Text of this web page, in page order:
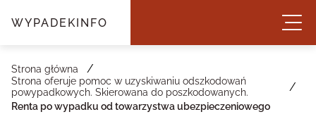
WYPADEKINFO
Strona główna /
Strona oferuje pomoc w uzyskiwaniu odszkodowań
powypadkowych. Skierowana do poszkodowanych.
/
Renta po wypadku od towarzystwa ubezpieczeniowego